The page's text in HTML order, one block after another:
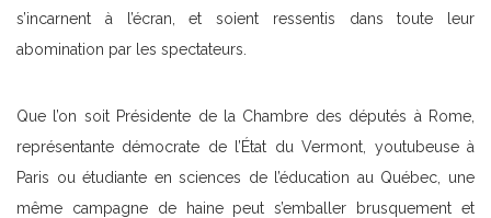
s’incarnent à l’écran, et soient ressentis dans toute leur
abomination par les spectateurs.
Que l’on soit Présidente de la Chambre des députés à Rome,
représentante démocrate de l’État du Vermont, youtubeuse à
Paris ou étudiante en sciences de l’éducation au Québec, une
même campagne de haine peut s’emballer brusquement et